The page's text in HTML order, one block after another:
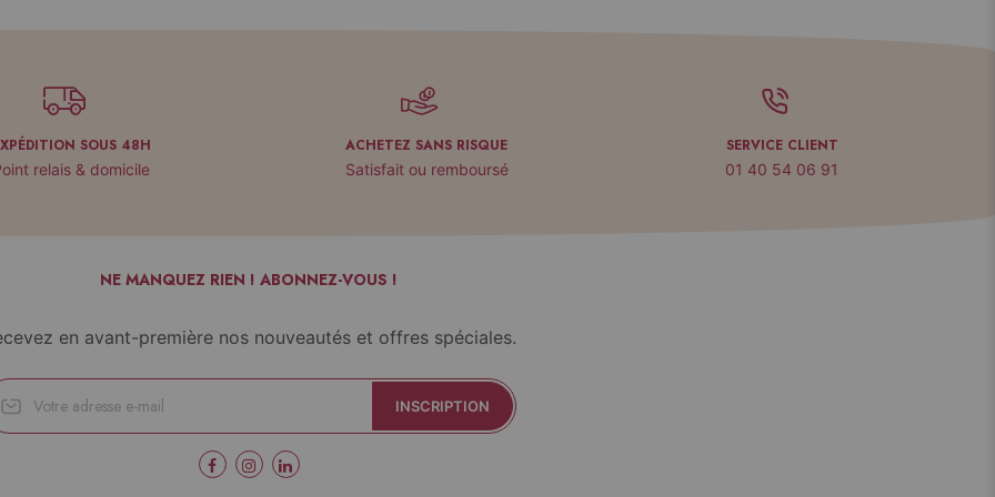
SOUS 48H
relais & domicile
ACHETEZ SANS RISQUE
Satisfait ou remboursé
SERVICE CLIENT
01 40 54 06 91
NE MANQUEZ RIEN ! ABONNEZ-VOUS !
en avant-première nos nouveautés et offres spéciales.
INSCRIPTION